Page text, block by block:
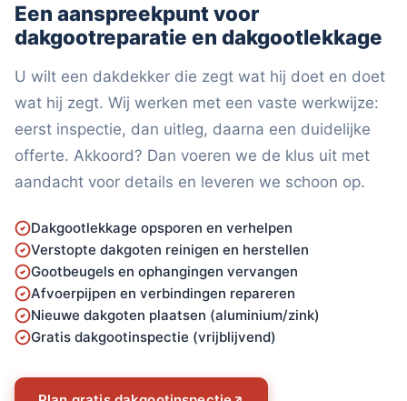
Een aanspreekpunt voor
dakgootreparatie en dakgootlekkage
U wilt een dakdekker die zegt wat hij doet en doet
wat hij zegt. Wij werken met een vaste werkwijze:
eerst inspectie, dan uitleg, daarna een duidelijke
offerte. Akkoord? Dan voeren we de klus uit met
aandacht voor details en leveren we schoon op.
Dakgootlekkage opsporen en verhelpen
Verstopte dakgoten reinigen en herstellen
Gootbeugels en ophangingen vervangen
Afvoerpijpen en verbindingen repareren
Nieuwe dakgoten plaatsen (aluminium/zink)
Gratis dakgootinspectie (vrijblijvend)